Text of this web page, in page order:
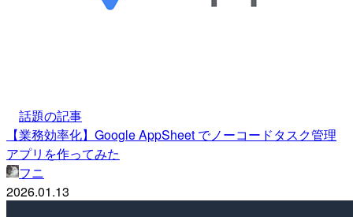
話題の記事
【業務効率化】Google AppSheet でノーコードタスク管理
アプリを作ってみた
フニ
2026.01.13